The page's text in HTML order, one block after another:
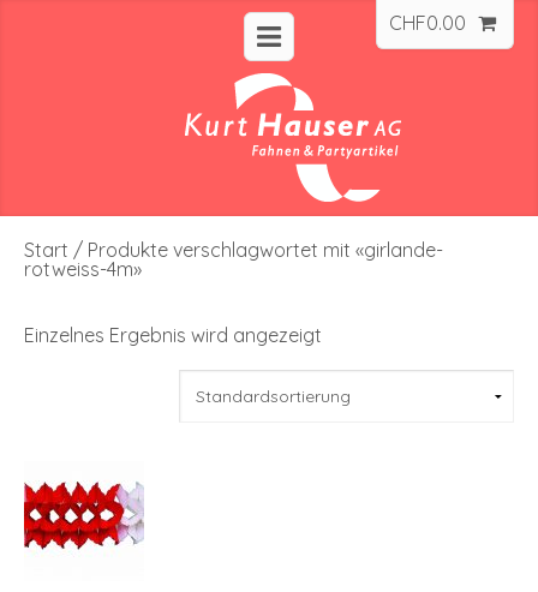
CHF0.00
Start / Produkte verschlagwortet mit «girlande-
rotweiss-4m»
Einzelnes Ergebnis wird angezeigt